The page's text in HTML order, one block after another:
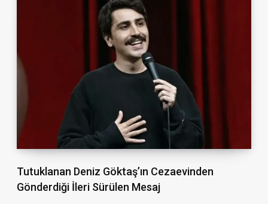
Tutuklanan Deniz Göktaş’ın Cezaevinden
Gönderdiği İleri Sürülen Mesaj